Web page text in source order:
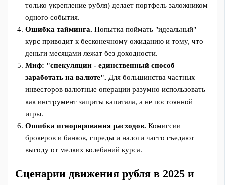
только укрепление рубля) делает портфель заложником
одного события.
Ошибка тайминга. Попытка поймать "идеальный"
курс приводит к бесконечному ожиданию и тому, что
деньги месяцами лежат без доходности.
Миф: "спекуляции - единственный способ
заработать на валюте". Для большинства частных
инвесторов валютные операции разумно использовать
как инструмент защиты капитала, а не постоянной
игры.
Ошибка игнорирования расходов. Комиссии
брокеров и банков, спреды и налоги часто съедают
выгоду от мелких колебаний курса.
Сценарии движения рубля в 2025 и